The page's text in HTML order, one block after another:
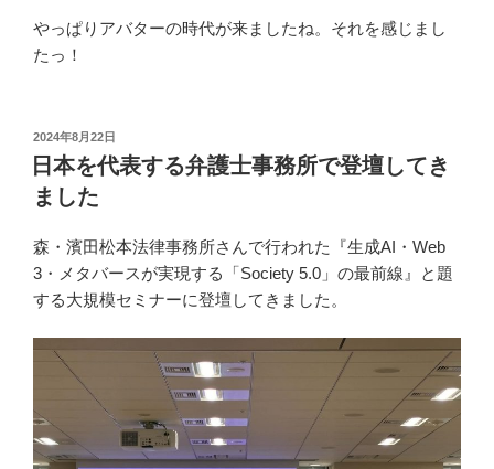
やっぱりアバターの時代が来ましたね。それを感じまし
たっ！
投
稿
日:
2024年8月22日
日本を代表する弁護士事務所で登壇してき
ました
森・濱田松本法律事務所さんで行われた『生成AI・Web
3・メタバースが実現する「Society 5.0」の最前線』と題
する大規模セミナーに登壇してきました。